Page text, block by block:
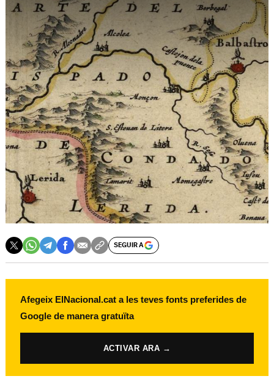
SEGUIR A
Afegeix ElNacional.cat a les teves fonts preferides de
Google de manera gratuïta
ACTIVAR ARA →